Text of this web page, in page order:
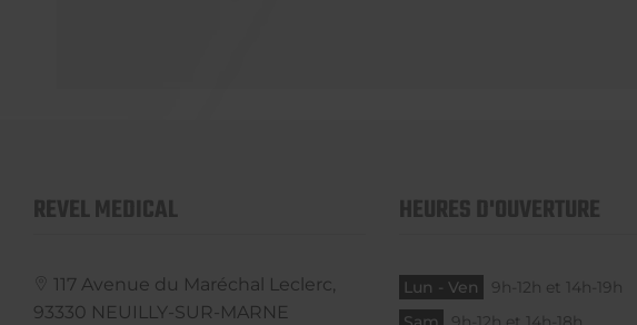
REVEL MEDICAL
117 Avenue du Maréchal Leclerc,
93330 NEUILLY-SUR-MARNE
HEURES D'OUVERTURE
Lun - Ven
9h-12h et 14h-19h